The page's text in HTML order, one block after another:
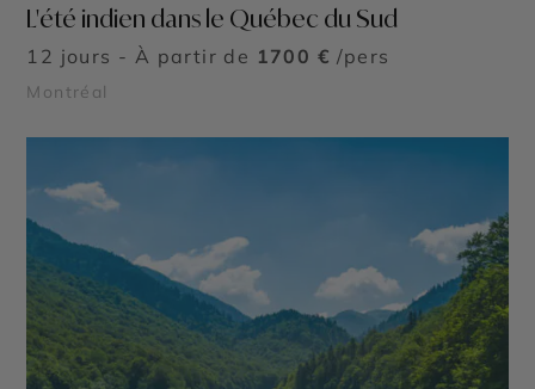
L'été indien dans le Québec du Sud
12 jours - À partir de 1700 € /pers
Montréal